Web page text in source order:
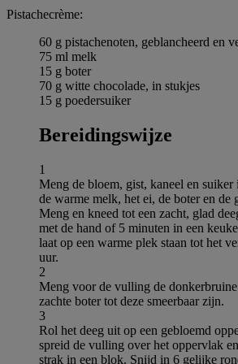
Pistachecrème:
60 g pistachenoten, geblancheerd en
75 ml melk
15 g boter
70 g witte chocolade, in stukjes
15 g poedersuiker
Bereidingswijze
1
Meng de bloem, gist, kaneel en suiker
de warme melk, het ei, de boter en de
Meng en kneed tot een zacht, glad
met de hand of 5 minuten in een
laat op een warme plek staan tot het
uur.
2
Meng voor de vulling de donkerbruine
zachte boter tot deze smeerbaar zijn.
3
Rol het deeg uit op een gebloemd
spreid de vulling over het oppervlak
strak in een blok. Snijd in 6 gelijke